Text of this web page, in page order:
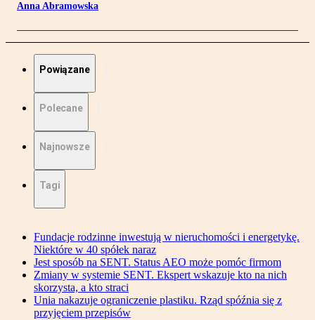
Anna Abramowska
Powiązane
Polecane
Najnowsze
Tagi
Fundacje rodzinne inwestują w nieruchomości i energetykę.
Niektóre w 40 spółek naraz
Jest sposób na SENT. Status AEO może pomóc firmom
Zmiany w systemie SENT. Ekspert wskazuje kto na nich
skorzysta, a kto straci
Unia nakazuje ograniczenie plastiku. Rząd spóźnia się z
przyjęciem przepisów